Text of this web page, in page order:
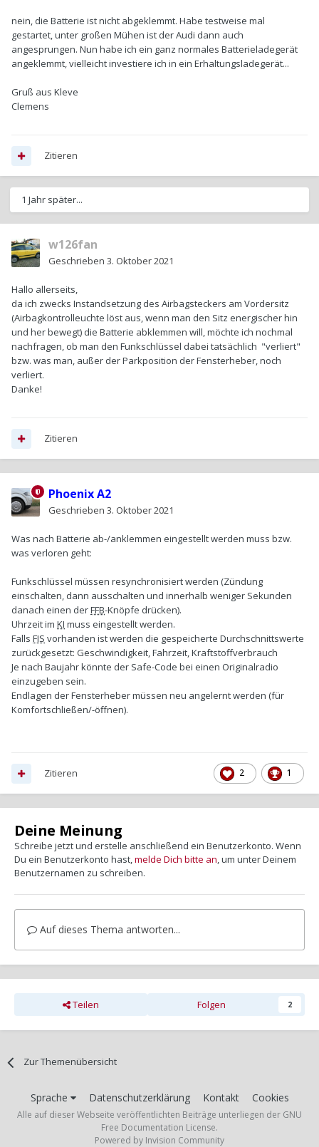
nein, die Batterie ist nicht abgeklemmt. Habe testweise mal
gestartet, unter großen Mühen ist der Audi dann auch
angesprungen. Nun habe ich ein ganz normales Batterieladegerät
angeklemmt, vielleicht investiere ich in ein Erhaltungsladegerät...
Gruß aus Kleve
Clemens
Zitieren
1 Jahr später...
w126fan
Geschrieben 3. Oktober 2021
Hallo allerseits,
da ich zwecks Instandsetzung des Airbagsteckers am Vordersitz
(Airbagkontrolleuchte löst aus, wenn man den Sitz energischer hin
und her bewegt) die Batterie abklemmen will, möchte ich nochmal
nachfragen, ob man den Funkschlüssel dabei tatsächlich "verliert"
bzw. was man, außer der Parkposition der Fensterheber, noch
verliert.
Danke!
Zitieren
Phoenix A2
Geschrieben 3. Oktober 2021
Was nach Batterie ab-/anklemmen eingestellt werden muss bzw.
was verloren geht:
Funkschlüssel müssen resynchronisiert werden (Zündung
einschalten, dann ausschalten und innerhalb weniger Sekunden
danach einen derFFB-Knöpfe drücken).
Uhrzeit im KI muss eingestellt werden.
Falls FIS vorhanden ist werden die gespeicherte Durchschnittswerte
zurückgesetzt: Geschwindigkeit, Fahrzeit, Kraftstoffverbrauch
Je nach Baujahr könnte der Safe-Code bei einen Originalradio
einzugeben sein.
Endlagen der Fensterheber müssen neu angelernt werden (für
Komfortschließen/-öffnen).
2 1
Zitieren
Deine Meinung
Schreibe jetzt und erstelle anschließend ein Benutzerkonto. Wenn
Du ein Benutzerkonto hast,melde Dich bitte an, um unter Deinem
Benutzernamen zu schreiben.
Auf dieses Thema antworten...
Teilen Folgen 2
Zur Themenübersicht
Sprache Datenschutzerklärung Kontakt Cookies
Alle auf dieser Webseite veröffentlichten Beiträge unterliegen der GNU
Free Documentation License.
Powered by Invision Community